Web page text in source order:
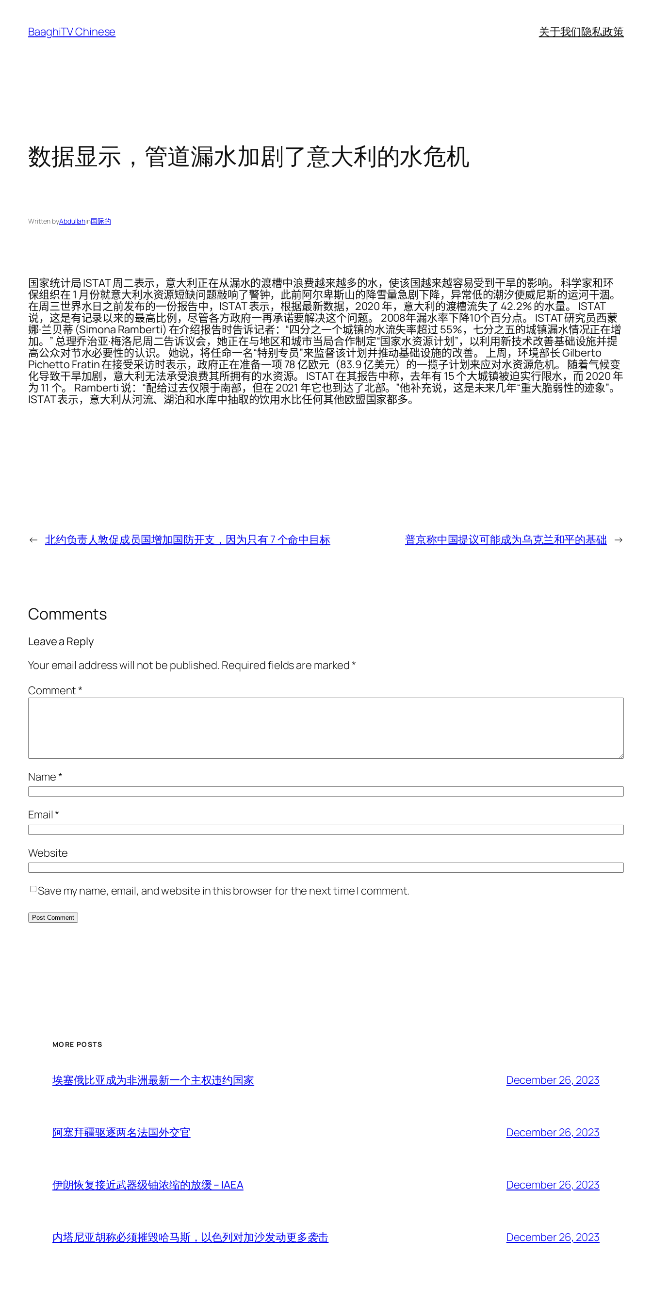
content
BaaghiTV Chinese 关于我们隐私政策
数据显示，管道漏水加剧了意大利的水危机
Written byAbdullahin国际的
国家统计局 ISTAT 周二表示，意大利正在从漏水的渡槽中浪费越来越多的水，使该国越来越容易受到干旱的影响。 科学家和环
保组织在 1 月份就意大利水资源短缺问题敲响了警钟，此前阿尔卑斯山的降雪量急剧下降，异常低的潮汐使威尼斯的运河干涸。
在周三世界水日之前发布的一份报告中，ISTAT 表示，根据最新数据，2020 年，意大利的渡槽流失了 42.2% 的水量。 ISTAT
说，这是有记录以来的最高比例，尽管各方政府一再承诺要解决这个问题。 2008年漏水率下降10个百分点。 ISTAT 研究员西蒙
娜·兰贝蒂 (Simona Ramberti) 在介绍报告时告诉记者：“四分之一个城镇的水流失率超过 55%，七分之五的城镇漏水情况正在增
加。” 总理乔治亚·梅洛尼周二告诉议会，她正在与地区和城市当局合作制定“国家水资源计划”，以利用新技术改善基础设施并提
高公众对节水必要性的认识。 她说，将任命一名“特别专员”来监督该计划并推动基础设施的改善。 上周，环境部长 Gilberto
Pichetto Fratin 在接受采访时表示，政府正在准备一项 78 亿欧元（83.9 亿美元）的一揽子计划来应对水资源危机。 随着气候变
化导致干旱加剧，意大利无法承受浪费其所拥有的水资源。 ISTAT 在其报告中称，去年有 15 个大城镇被迫实行限水，而 2020 年
为 11 个。 Ramberti 说：“配给过去仅限于南部，但在 2021 年它也到达了北部。”他补充说，这是未来几年“重大脆弱性的迹象”。
ISTAT 表示，意大利从河流、湖泊和水库中抽取的饮用水比任何其他欧盟国家都多。
← 北约负责人敦促成员国增加国防开支，因为只有 7 个命中目标 普京称中国提议可能成为乌克兰和平的基础 →
Comments
Leave a Reply
Your email address will not be published. Required fields are marked*
Comment*
Name*
Email*
Website
Save my name, email, and website in this browser for the next time I comment.
MORE POSTS
埃塞俄比亚成为非洲最新一个主权违约国家 December 26, 2023
阿塞拜疆驱逐两名法国外交官 December 26, 2023
伊朗恢复接近武器级铀浓缩的放缓 – IAEA December 26, 2023
内塔尼亚胡称必须摧毁哈马斯，以色列对加沙发动更多袭击 December 26, 2023